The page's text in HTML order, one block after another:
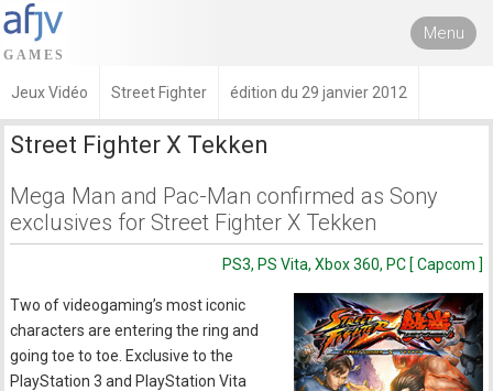
Menu
Jeux Vidéo Street Fighter édition du 29 janvier 2012
Street Fighter X Tekken
Mega Man and Pac-Man confirmed as Sony
exclusives for Street Fighter X Tekken
PS3, PS Vita, Xbox 360, PC [ Capcom ]
Two of videogaming’s most iconic
characters are entering the ring and
going toe to toe. Exclusive to the
PlayStation 3 and PlayStation Vita